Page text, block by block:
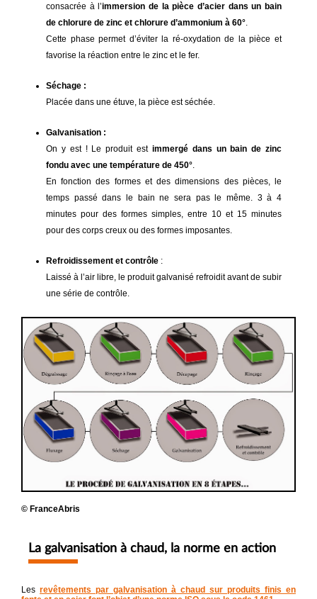
consacrée à l’immersion de la pièce d’acier dans un bain
de chlorure de zinc et chlorure d’ammonium à 60°
Cette phase permet d’éviter la ré-oxydation de la pièce et
favorise la réaction entre le zinc et le fer.
Séchage :
Placée dans une étuve, la pièce est séchée.
Galvanisation :
On y est ! Le produit est immergé dans un bain de zinc
fondu avec une température de 450°
En fonction des formes et des dimensions des pièces, le
temps passé dans le bain ne sera pas le même. 3 à 4
minutes pour des formes simples, entre 10 et 15 minutes
pour des corps creux ou des formes imposantes.
Refroidissement et contrôle :
Laissé à l’air libre, le produit galvanisé refroidit avant de subir
une série de contrôle.
© FranceAbris
La galvanisation à chaud, la norme en action
Les revêtements par galvanisation à chaud sur produits finis en